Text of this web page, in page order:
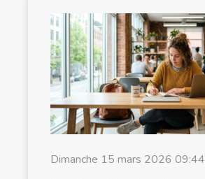
Dimanche 15 mars 2026 09:44